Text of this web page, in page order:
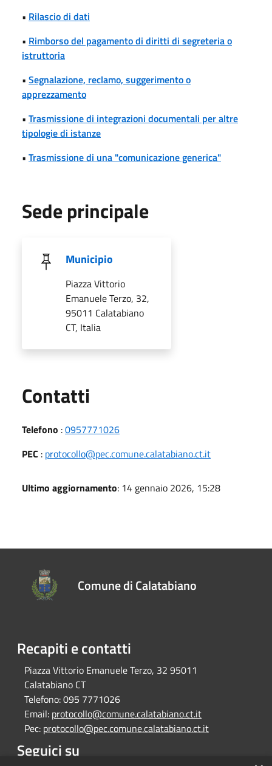
• Rilascio di dati
• Rimborso del pagamento di diritti di segreteria o
istruttoria
• Segnalazione, reclamo, suggerimento o
apprezzamento
• Trasmissione di integrazioni documentali per altre
tipologie di istanze
• Trasmissione di una "comunicazione generica"
Sede principale
Municipio
Piazza Vittorio
Emanuele Terzo, 32,
95011 Calatabiano
CT, Italia
Contatti
Telefono :0957771026
PEC : protocollo@pec.comune.calatabiano.ct.it
Ultimo aggiornamento: 14 gennaio 2026, 15:28
Comune di Calatabiano
Recapiti e contatti
Piazza Vittorio Emanuele Terzo, 32 95011
Calatabiano CT
Telefono:095 7771026
Email: protocollo@comune.calatabiano.ct.it
Pec: protocollo@pec.comune.calatabiano.ct.it
Seguici su